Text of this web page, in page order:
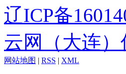
辽ICP备
云网（大连
网站地图 | RSS | XML